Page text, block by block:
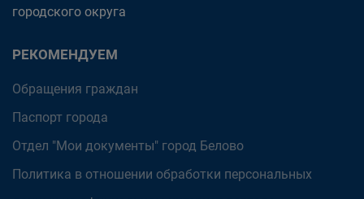
городского округа
РЕКОМЕНДУЕМ
Обращения граждан
Паспорт города
Отдел "Мои документы" город Белово
Политика в отношении обработки персональных